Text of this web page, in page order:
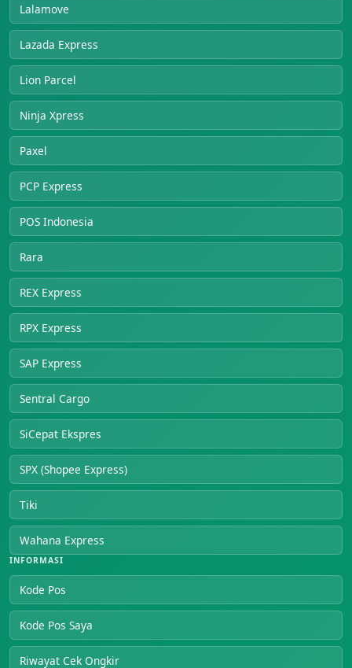
Lalamove
Lazada Express
Lion Parcel
Ninja Xpress
Paxel
PCP Express
POS Indonesia
Rara
REX Express
RPX Express
SAP Express
Sentral Cargo
SiCepat Ekspres
SPX (Shopee Express)
Tiki
Wahana Express
INFORMASI
Kode Pos
Kode Pos Saya
Riwayat Cek Ongkir